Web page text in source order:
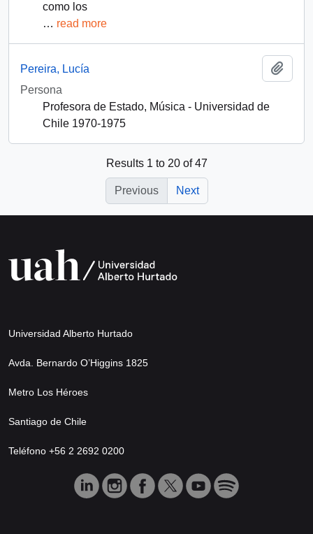
como los
… read more
Pereira, Lucía
Persona
Profesora de Estado, Música - Universidad de
Chile 1970-1975
Results 1 to 20 of 47
Previous Next
Universidad Alberto Hurtado
Avda. Bernardo O’Higgins 1825
Metro Los Héroes
Santiago de Chile
Teléfono +56 2 2692 0200